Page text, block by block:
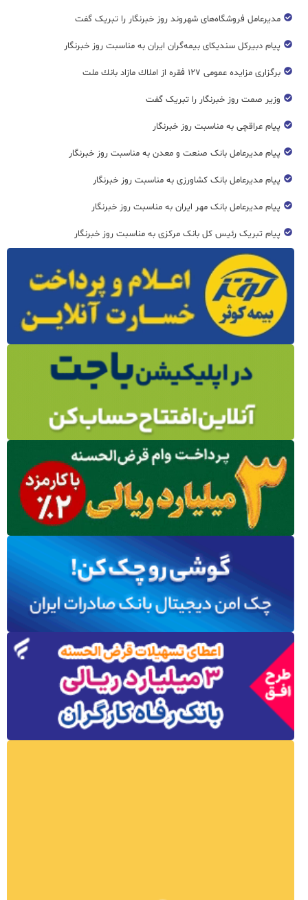
مدیرعامل فروشگاه‌های شهروند روز خبرنگار را تبریک گفت
پیام دبیرکل سندیکای بیمه‌گران ایران به مناسبت روز خبرنگار
برگزاری مزایده عمومی ۱۲۷ فقره از املاك مازاد بانك ملت
وزیر صمت روز خبرنگار را تبریک گفت
پیام عراقچی به مناسبت روز خبرنگار
پیام مدیرعامل بانک صنعت و معدن به مناسبت روز خبرنگار
پیام مدیرعامل بانک کشاورزی به مناسبت روز خبرنگار
پیام مدیرعامل بانک مهر ایران به مناسبت روز خبرنگار
پیام تبریک رئیس کل بانک مرکزی به مناسبت روز خبرنگار